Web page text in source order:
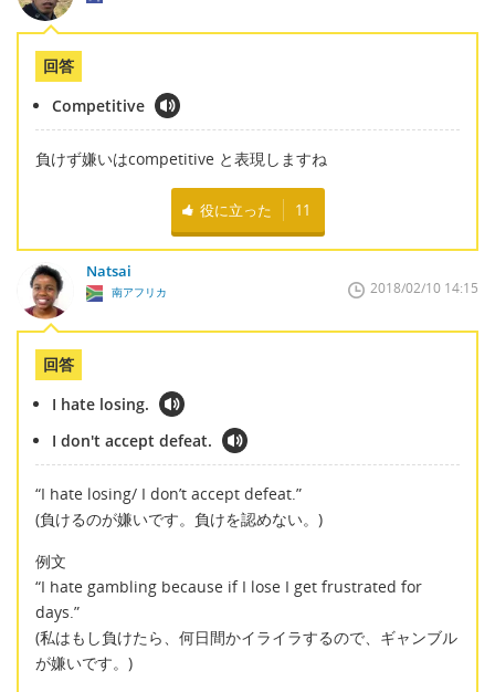
回答
Competitive
負けず嫌いはcompetitive と表現しますね
役に立った 11
Natsai
南アフリカ 2018/02/10 14:15
回答
I hate losing.
I don't accept defeat.
“I hate losing/ I don’t accept defeat.”
(負けるのが嫌いです。負けを認めない。)
例文
“I hate gambling because if I lose I get frustrated for
days.”
(私はもし負けたら、何日間かイライラするので、ギャンブル
が嫌いです。)